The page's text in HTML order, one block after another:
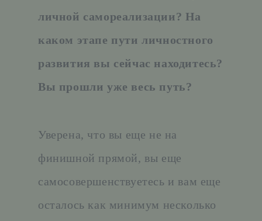
личной самореализации? На
каком этапе пути личностного
развития вы сейчас находитесь?
Вы прошли уже весь путь?
Уверена, что вы еще не на
финишной прямой, вы еще
самосовершенствуетесь и вам еще
осталось как минимум несколько